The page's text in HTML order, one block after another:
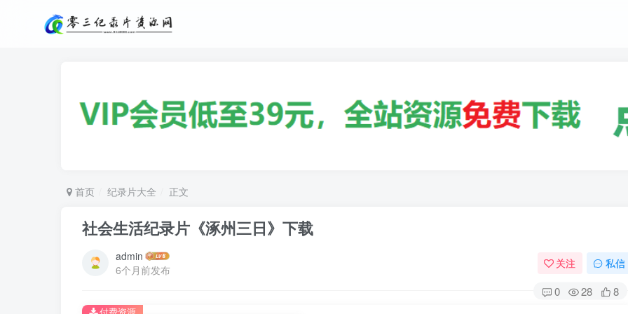
首页 纪录片大全 正文
社会生活纪录片《涿州三日》下载
admin
6个月前发布
关注 私信
0 28 8